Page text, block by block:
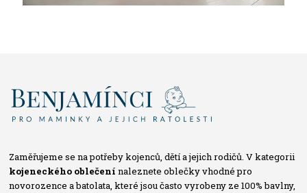
Zaměřujeme se na potřeby kojenců, dětí a jejich rodičů. V kategorii
kojeneckého oblečení naleznete oblečky vhodné pro
novorozence a batolata, které jsou často vyrobeny ze 100% bavlny,